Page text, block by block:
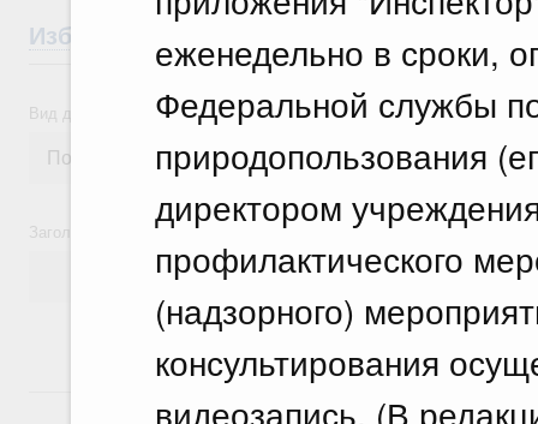
еженедельно в сроки,
Федеральной службы
природопользования
директором
профилактического
(надзорного)
консультирования
видеозапись. (В
Избранные документы со справками к
Вид документа
Заголовок или текст документа